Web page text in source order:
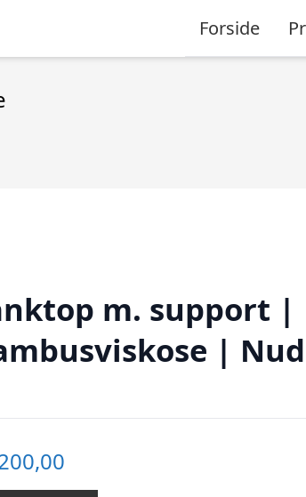
Forside
m. support |
|